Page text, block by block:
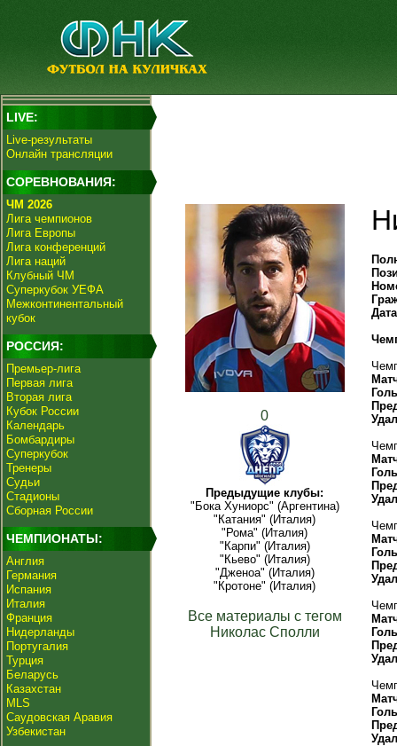
LIVE:
Live-результаты
Онлайн трансляции
СОРЕВНОВАНИЯ:
ЧМ 2026
Лига чемпионов
Лига Европы
Лига конференций
Лига наций
Клубный ЧМ
Суперкубок УЕФА
Межконтинентальный
кубок
РОССИЯ:
Премьер-лига
Первая лига
Вторая лига
Кубок России
Календарь
Бомбардиры
Суперкубок
Тренеры
Судьи
Стадионы
Сборная России
ЧЕМПИОНАТЫ:
Англия
Германия
Испания
Италия
Франция
Нидерланды
Португалия
Турция
Беларусь
Казахстан
MLS
Саудовская Аравия
Узбекистан
0
Предыдущие клубы:
"Бока Хуниорс" (Аргентина)
"Катания" (Италия)
"Рома" (Италия)
"Карпи" (Италия)
"Кьево" (Италия)
"Дженоа" (Италия)
"Кротоне" (Италия)
Все материалы с тегом
Николас Сполли